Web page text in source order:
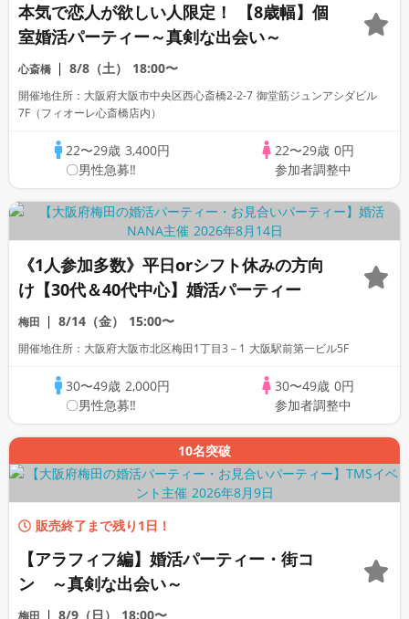
本気で恋人が欲しい人限定！ 【8歳幅】個
室婚活パーティー～真剣な出会い～
心斎橋 8/8（土） 18:00〜
開催地住所：大阪府大阪市中央区西心斎橋2-2-7 御堂筋ジュンアシダビル
7F（フィオーレ心斎橋店内）
22〜29歳 3,400円
〇男性急募‼
22〜29歳 0円
参加者調整中
《1人参加多数》平日orシフト休みの方向
け【30代＆40代中心】婚活パーティー
梅田 8/14（金） 15:00〜
開催地住所：大阪府大阪市北区梅田1丁目3－1 大阪駅前第一ビル5F
30〜49歳 2,000円
〇男性急募‼
30〜49歳 0円
参加者調整中
10名突破
販売終了まで残り1日！
【アラフィフ編】婚活パーティー・街コ
ン ～真剣な出会い～
梅田 8/9（日） 18:00〜